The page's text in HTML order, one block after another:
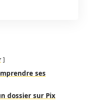
ses
dossier sur Pix